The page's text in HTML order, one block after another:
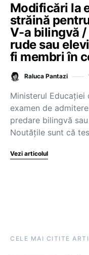
Modificări la
străină
V-a bilingvă /
rude sau
fi membri în
Raluca Pantazi
Ministerul Educației
examen de
predare bilingvă
Noutățile sunt că
Vezi articolul
CELE MAI CITITE